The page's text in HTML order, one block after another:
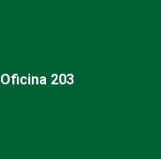
203